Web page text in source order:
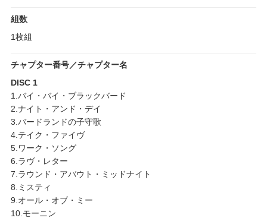
組数
1枚組
チャプター番号／チャプター名
DISC 1
1.バイ・バイ・ブラックバード
2.ナイト・アンド・デイ
3.バードランドの子守歌
4.テイク・ファイヴ
5.ワーク・ソング
6.ラヴ・レター
7.ラウンド・アバウト・ミッドナイト
8.ミスティ
9.オール・オブ・ミー
10.モーニン